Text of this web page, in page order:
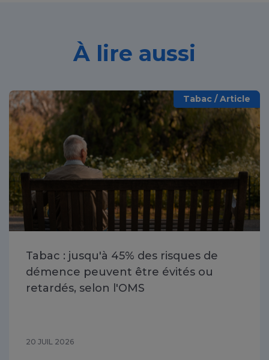
À lire aussi
Tabac / Article
Tabac : jusqu'à 45% des risques de
démence peuvent être évités ou
retardés, selon l'OMS
20 JUIL 2026